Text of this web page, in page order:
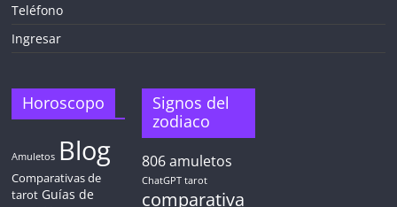
Teléfono
Ingresar
Horoscopo
Amuletos Blog
Comparativas de
tarot Guías de
Signos del
zodiaco
806amuletos
ChatGPT tarot
comparativa